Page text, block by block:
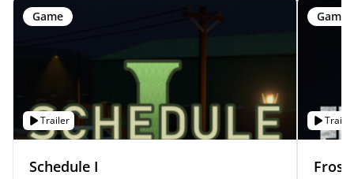
Game
Trailer
Schedule I
Game
Trailer